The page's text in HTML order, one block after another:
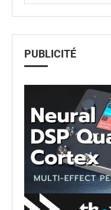
PUBLICITÉ